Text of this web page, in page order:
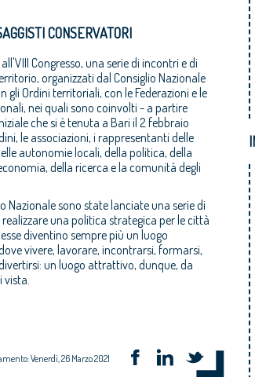
CONSERVATORI
Congresso, una serie di incontri e di
organizzati dal Consiglio Nazionale
gli Ordini territoriali, con le Federazioni e le
nei quali sono coinvolti - a partire
che si è tenuta a Bari il2 febbraio
le associazioni, i rappresentanti delle
autonomie locali, della politica, della
della ricerca e la comunità degli
Nazionale sono state lanciate una serie di
una politica strategica per le città
diventino sempre più un luogo
vivere, lavorare, incontrarsi, formarsi,
un luogo attrattivo, dunque, da
vista.
Venerdì, 26 Marzo 2021